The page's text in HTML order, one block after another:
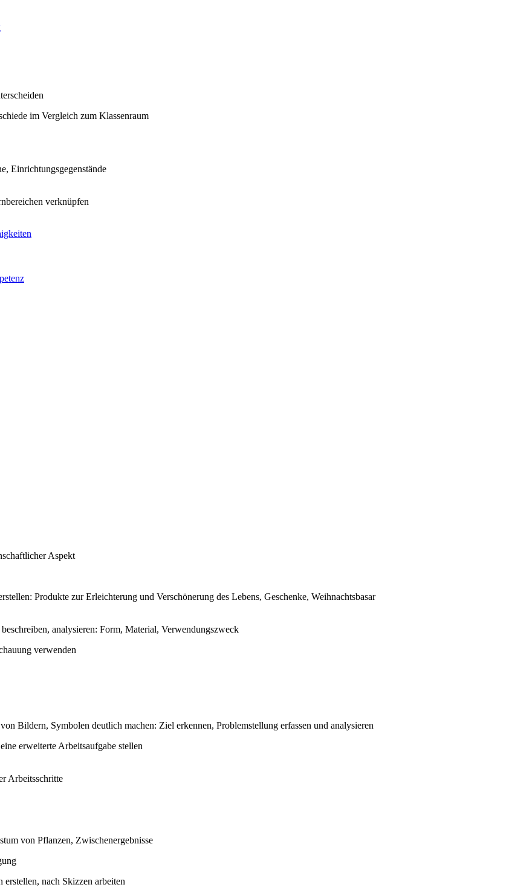
im Vergleich zum Klassenraum
Einrichtungsgegenstände
verknüpfen
Aspekt
Produkte zur Erleichterung und Verschönerung des Lebens, Geschenke, Weihnachtsbasar
analysieren: Form, Material, Verwendungszweck
verwenden
Bildern, Symbolen deutlich machen: Ziel erkennen, Problemstellung erfassen und analysieren
erweiterte Arbeitsaufgabe stellen
Arbeitsschritte
von Pflanzen, Zwischenergebnisse
nach Skizzen arbeiten